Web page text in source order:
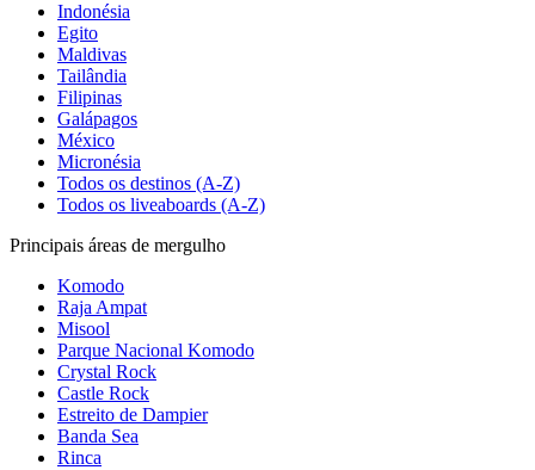
Indonésia
Egito
Maldivas
Tailândia
Filipinas
Galápagos
México
Micronésia
Todos os destinos (A-Z)
Todos os liveaboards (A-Z)
Principais áreas de mergulho
Komodo
Raja Ampat
Misool
Parque Nacional Komodo
Crystal Rock
Castle Rock
Estreito de Dampier
Banda Sea
Rinca